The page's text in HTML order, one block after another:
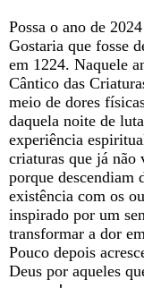
Possa o ano de
Gostaria que fosse
em 1224. Naquele
Cântico das
meio de dores
daquela noite de
experiência
criaturas que já não
porque descendiam
existência com os
inspirado por um
transformar a dor
Pouco depois
Deus por aqueles